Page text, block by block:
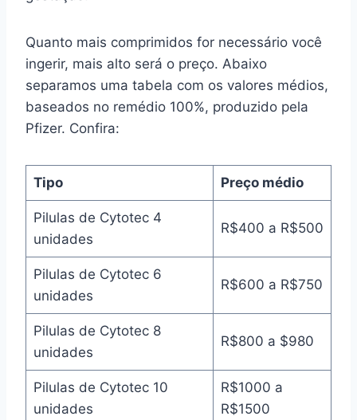
Quanto mais comprimidos for necessário você
ingerir, mais alto será o preço. Abaixo
separamos uma tabela com os valores médios,
baseados no remédio 100%, produzido pela
Pfizer. Confira:
Tipo Preço médio
Pilulas de Cytotec 4
unidades
R$400 a R$500
Pilulas de Cytotec 6
unidades
R$600 a R$750
Pilulas de Cytotec 8
unidades
R$800 a $980
Pilulas de Cytotec 10
unidades
R$1000 a
R$1500